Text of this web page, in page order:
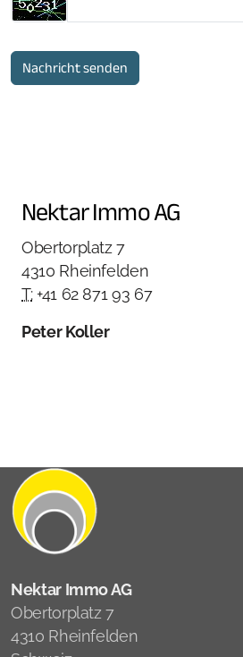
Nachricht senden
Nektar Immo AG
Obertorplatz 7
4310 Rheinfelden
T:+41 62 871 93 67
Peter Koller
Nektar Immo AG
Obertorplatz 7
4310 Rheinfelden